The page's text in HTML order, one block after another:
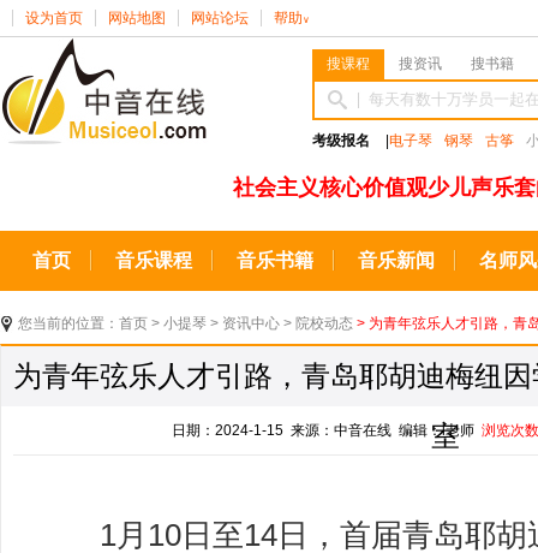
设为首页 网站地图 网站论坛 帮助 ∨
搜课程 搜资讯 搜书籍
考级报名 电子琴 钢琴 古筝
社会主义核心价值观少儿声乐
首页 音乐课程 音乐书籍 音乐新闻 名师
您当前的位置： 首页 > 小提琴 > 资讯中心 > 院校动态 > 为青年弦乐人才引路，青
为青年弦乐人才引路，青岛耶胡迪梅纽
室
日期：2024-1-15 来源：中音在线 编辑：l老师 浏览次
1月10日至14日，首届青岛耶胡